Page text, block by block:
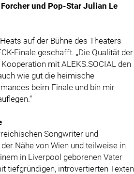
und Pop-Star Julian Le
auf der Bühne des Theaters
Finale geschafft. „Die Qualität der
Kooperation mit ALEKS.SOCIAL den
wie gut die heimische
beim Finale und bin mir
Songwriter und
Nähe von Wien und teilweise in
in Liverpool geborenen Vater
tiefgründigen, introvertierten Texten